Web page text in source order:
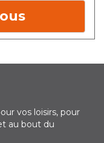
vos loisirs, pour
au bout du